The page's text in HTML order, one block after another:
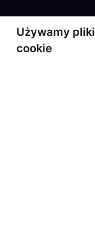
Używamy pliki
cookie